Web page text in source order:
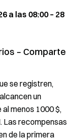
a las 08:00 – 28
– Comparte
se registren,
un
menos 1000 $,
Las recompensas
de la primera